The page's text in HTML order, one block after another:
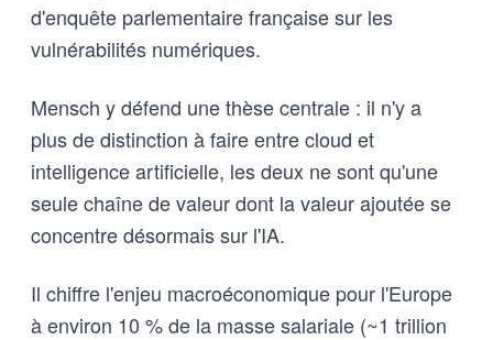
d'enquête parlementaire française sur les
vulnérabilités numériques.
Mensch y défend une thèse centrale : il n'y a
plus de distinction à faire entre cloud et
intelligence artificielle, les deux ne sont qu'une
seule chaîne de valeur dont la valeur ajoutée se
concentre désormais sur l'IA.
Il chiffre l'enjeu macroéconomique pour l'Europe
à environ 10 % de la masse salariale (~1 trillion